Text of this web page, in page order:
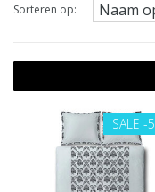
Sorteren op:
SALE -